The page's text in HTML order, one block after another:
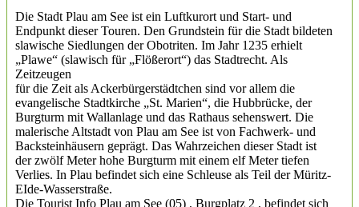
Die Stadt Plau am See ist ein Luftkurort und Start- und
Endpunkt dieser Touren. Den Grundstein für die Stadt bildeten
slawische Siedlungen der Obotriten. Im Jahr 1235 erhielt
„Plawe“ (slawisch für „Flößerort“) das Stadtrecht. Als
Zeitzeugen
für die Zeit als Ackerbürgerstädtchen sind vor allem die
evangelische Stadtkirche „St. Marien“, die Hubbrücke, der
Burgturm mit Wallanlage und das Rathaus sehenswert. Die
malerische Altstadt von Plau am See ist von Fachwerk- und
Backsteinhäusern geprägt. Das Wahrzeichen dieser Stadt ist
der zwölf Meter hohe Burgturm mit einem elf Meter tiefen
Verlies. In Plau befindet sich eine Schleuse als Teil der Müritz-
EIde-Wasserstraße.
Die Tourist Info Plau am See (05) , Burgplatz 2 , befindet sich